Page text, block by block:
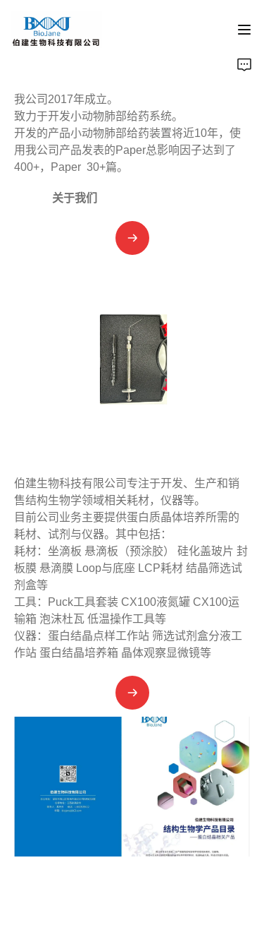
关于我们
我公司2017年成立。
致力于开发小动物肺部给药系统。
开发的产品小动物肺部给药装置将近10年，使
用我公司产品发表的Paper总影响因子达到了
400+，Paper 30+篇。
伯建生物科技有限公司专注于开发、生产和销
售结构生物学领域相关耗材，仪器等。
目前公司业务主要提供蛋白质晶体培养所需的
耗材、试剂与仪器。其中包括：
耗材：坐滴板 悬滴板（预涂胶） 硅化盖玻片 封
板膜 悬滴膜 Loop与底座 LCP耗材 结晶筛选试
剂盒等
工具：Puck工具套装 CX100液氮罐 CX100运
输箱 泡沫杜瓦 低温操作工具等
仪器：蛋白结晶点样工作站 筛选试剂盒分液工
作站 蛋白结晶培养箱 晶体观察显微镜等
蛋白结晶产品
动物肺部给药装置